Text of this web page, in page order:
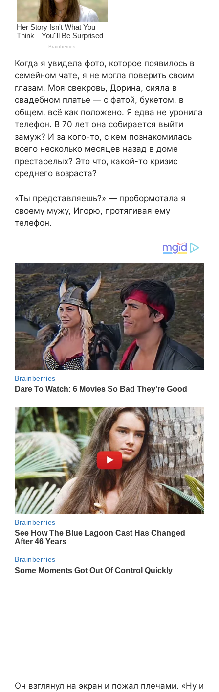
Когда я увидела фото, которое появилось в
семейном чате, я не могла поверить своим
глазам. Моя свекровь, Дорина, сияла в
свадебном платье — с фатой, букетом, в
общем, всё как положено. Я едва не уронила
телефон. В 70 лет она собирается выйти
замуж? И за кого-то, с кем познакомилась
всего несколько месяцев назад в доме
престарелых? Это что, какой-то кризис
среднего возраста?
«Ты представляешь?» — пробормотала я
своему мужу, Игорю, протягивая ему
телефон.
Он взглянул на экран и пожал плечами. «Ну и